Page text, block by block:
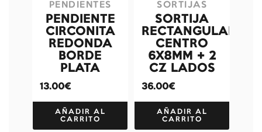
PENDIENTES
PENDIENTE
CIRCONITA
REDONDA
BORDE
PLATA
13.00€
AÑADIR AL
CARRITO
SORTIJAS
SORTIJA
RECTANGULAR
CENTRO
6X8MM + 2
CZ LADOS
36.00€
AÑADIR AL
CARRITO